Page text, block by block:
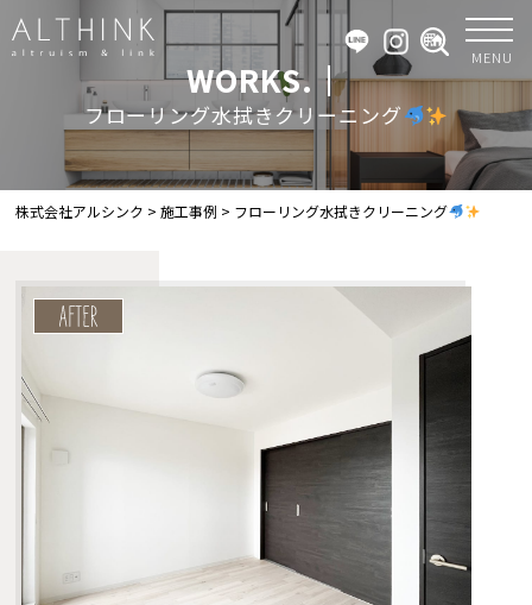
MENU
WORKS.｜
フローリング水拭きクリーニング
株式会社アルシンク >施工事例 > フローリング水拭きクリーニング